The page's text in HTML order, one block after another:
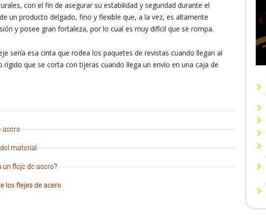
con el fin de asegurar su estabilidad y seguridad durante el
un producto delgado, fino y flexible que, a la vez, es altamente
y posee gran fortaleza, por lo cual es muy difícil que se rompa.
sería esa cinta que rodea los paquetes de revistas cuando llegan al
rígido que se corta con tijeras cuando llega un envío en una caja de
acero
material
un fleje de acero?
los flejes de acero